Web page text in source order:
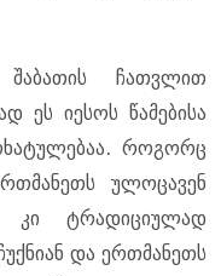
შაბათის ჩათვლით
ეს იესოს წამებისა
როგორც
ულოცავენ
კი ტრადიციულად
და ერთმანეთს